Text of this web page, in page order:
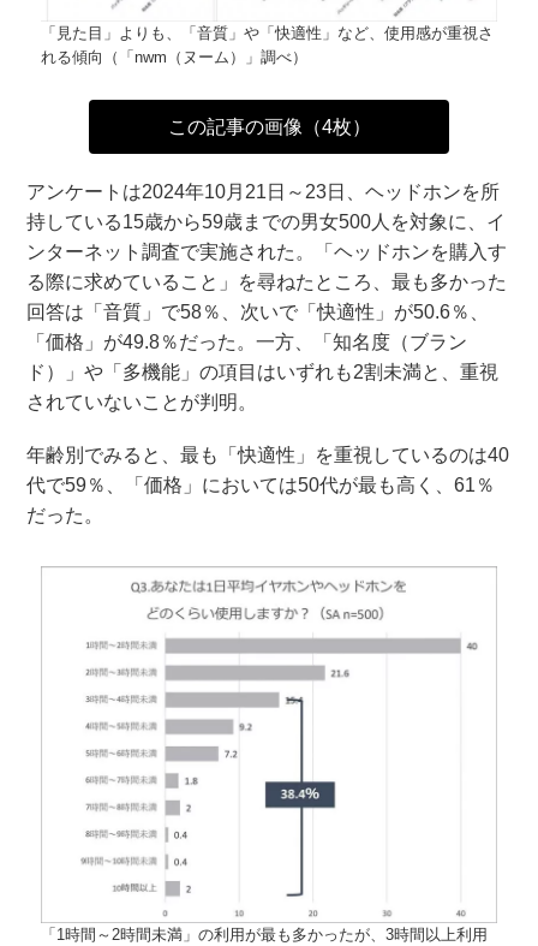
「見た目」よりも、「音質」や「快適性」など、使用感が重視さ
れる傾向（「nwm（ヌーム）」調べ）
この記事の画像（4枚）
アンケートは2024年10月21日～23日、ヘッドホンを所
持している15歳から59歳までの男女500人を対象に、イ
ンターネット調査で実施された。「ヘッドホンを購入す
る際に求めていること」を尋ねたところ、最も多かった
回答は「音質」で58％、次いで「快適性」が50.6％、
「価格」が49.8％だった。一方、「知名度（ブラン
ド）」や「多機能」の項目はいずれも2割未満と、重視
されていないことが判明。
年齢別でみると、最も「快適性」を重視しているのは40
代で59％、「価格」においては50代が最も高く、61％
だった。
「1時間～2時間未満」の利用が最も多かったが、3時間以上利用